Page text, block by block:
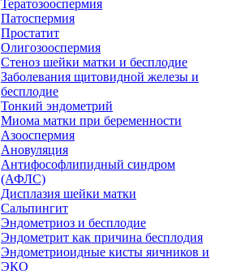
Тератозооспермия
Патоспермия
Простатит
Олигозооспермия
Стеноз шейки матки и бесплодие
Заболевания щитовидной железы и
бесплодие
Тонкий эндометрий
Миома матки при беременности
Азооспермия
Ановуляция
Антифософлипидный синдром
(АФЛС)
Дисплазия шейки матки
Сальпингит
Эндометриоз и бесплодие
Эндометрит как причина бесплодия
Эндометриоидные кисты яичников и
ЭКО